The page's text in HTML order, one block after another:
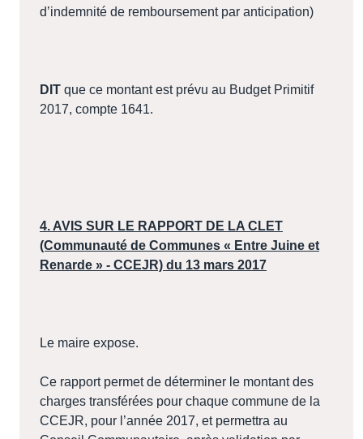
d’indemnité de remboursement par anticipation)
DIT que ce montant est prévu au Budget Primitif
2017, compte 1641.
4. AVIS SUR LE RAPPORT DE LA CLET
(Communauté de Communes « Entre Juine et
Renarde » - CCEJR) du 13 mars 2017
Le maire expose.
Ce rapport permet de déterminer le montant des
charges transférées pour chaque commune de la
CCEJR, pour l’année 2017, et permettra au